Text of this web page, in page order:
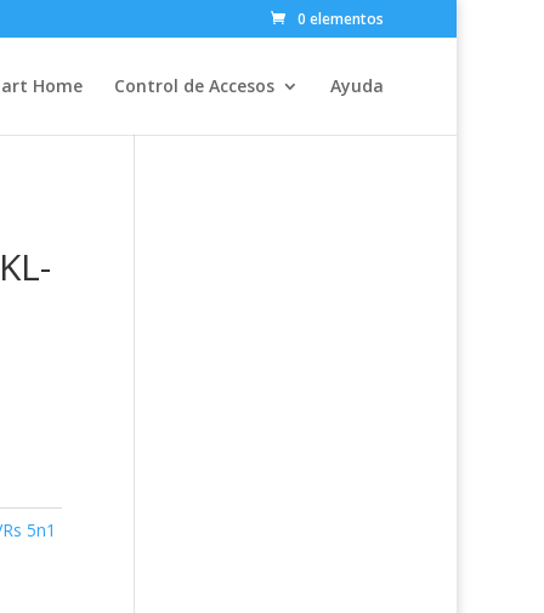
0 elementos
Home Control de Accesos Ayuda
5n1